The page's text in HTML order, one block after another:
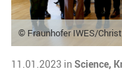
© Fraunhofer IWES/
11.01.2023 in Science,